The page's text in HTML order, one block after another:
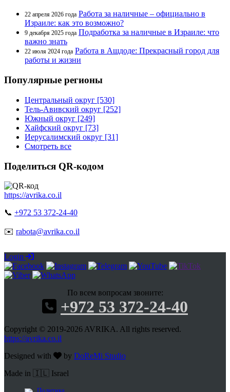
22 апреля 2026 года Работа за наличные – официально в
Израиле: как это возможно?
9 декабря 2025 года Подработка за наличные в Израиле: что
важно знать
22 июля 2024 года Работа в Ашдоде: Прекрасный город для
работы и жизни
Популярные регионы
Центральный округ [530]
Тель-Авивский округ [252]
Южный округ [249]
Хайфский округ [73]
Иерусалимский округ [31]
Смотреть все
Поделиться QR-кодом
https://avrika.co.il
📞 +972 53 372-24-40
✉️ rabota@avrika.co.il
Login
По всем вопросам звоните:
+972 53 372-24-40
Copyright © 2019-2026 AVRIKA. All rights reserved.
https://avrika.co.il
Designed with
by DoReMi Studio
Made in 🇮🇱 Israel
Политика